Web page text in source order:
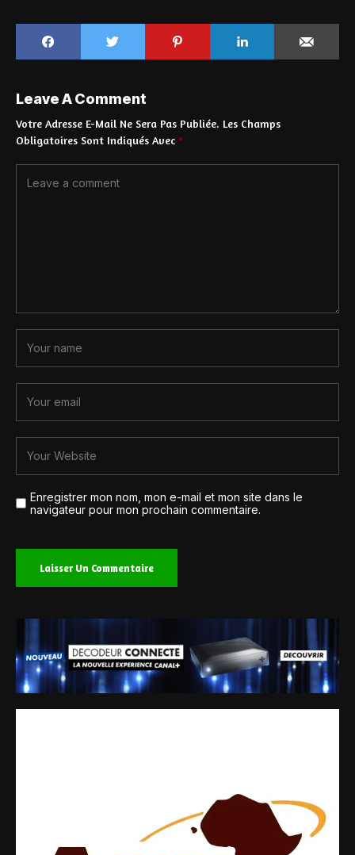
Leave A Comment
Votre Adresse E-Mail Ne Sera Pas Publiée. Les Champs
Obligatoires Sont Indiqués Avec *
Enregistrer mon nom, mon e-mail et mon site dans le
navigateur pour mon prochain commentaire.